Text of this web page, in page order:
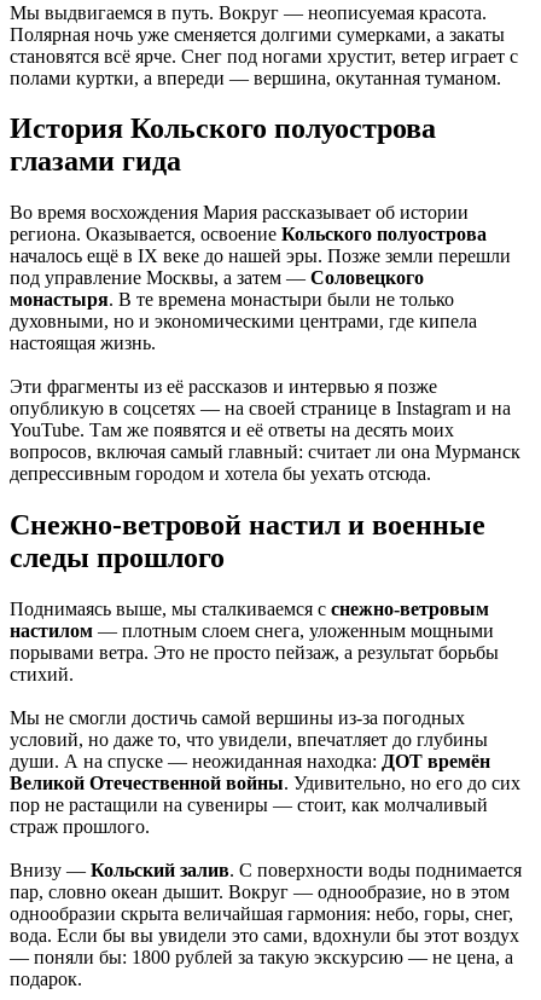
Мы выдвигаемся в путь. Вокруг — неописуемая красота.
Полярная ночь уже сменяется долгими сумерками, а закаты
становятся всё ярче. Снег под ногами хрустит, ветер играет с
полами куртки, а впереди — вершина, окутанная туманом.
История Кольского полуострова
глазами гида
Во время восхождения Мария рассказывает об истории
региона. Оказывается, освоение Кольского полуострова
началось ещё в IX веке до нашей эры. Позже земли перешли
под управление Москвы, а затем — Соловецкого
монастыря. В те времена монастыри были не только
духовными, но и экономическими центрами, где кипела
настоящая жизнь.
Эти фрагменты из её рассказов и интервью я позже
опубликую в соцсетях — на своей странице в Instagram и на
YouTube. Там же появятся и её ответы на десять моих
вопросов, включая самый главный: считает ли она Мурманск
депрессивным городом и хотела бы уехать отсюда.
Снежно-ветровой настил и военные
следы прошлого
Поднимаясь выше, мы сталкиваемся с снежно-ветровым
настилом — плотным слоем снега, уложенным мощными
порывами ветра. Это не просто пейзаж, а результат борьбы
стихий.
Мы не смогли достичь самой вершины из-за погодных
условий, но даже то, что увидели, впечатляет до глубины
души. А на спуске — неожиданная находка: ДОТ времён
Великой Отечественной войны. Удивительно, но его до сих
пор не растащили на сувениры — стоит, как молчаливый
страж прошлого.
Внизу — Кольский залив. С поверхности воды поднимается
пар, словно океан дышит. Вокруг — однообразие, но в этом
однообразии скрыта величайшая гармония: небо, горы, снег,
вода. Если бы вы увидели это сами, вдохнули бы этот воздух
— поняли бы: 1800 рублей за такую экскурсию — не цена, а
подарок.